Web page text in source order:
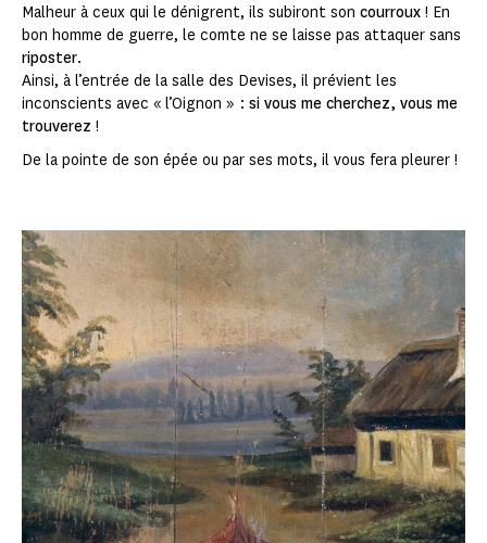
Malheur à ceux qui le dénigrent, ils subiront son courroux ! En
bon homme de guerre, le comte ne se laisse pas attaquer sans
riposter.
Ainsi, à l’entrée de la salle des Devises, il prévient les
inconscients avec « l’Oignon » : si vous me cherchez, vous me
trouverez !
De la pointe de son épée ou par ses mots, il vous fera pleurer !